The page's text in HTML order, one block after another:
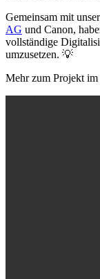
Gemeinsam mit
AG und Canon,
vollständige
umzusetzen. 💡
Mehr zum Projekt